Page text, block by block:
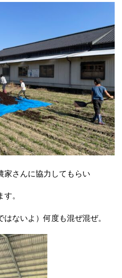
家さんに協力してもらい
。
ないよ）何度も混ぜ混ぜ。